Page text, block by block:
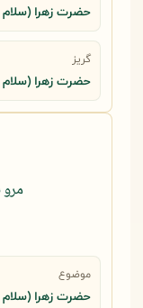
حضرت زهرا (سلام
گریز
حضرت زهرا (سلام
موضوع
حضرت زهرا (سلام